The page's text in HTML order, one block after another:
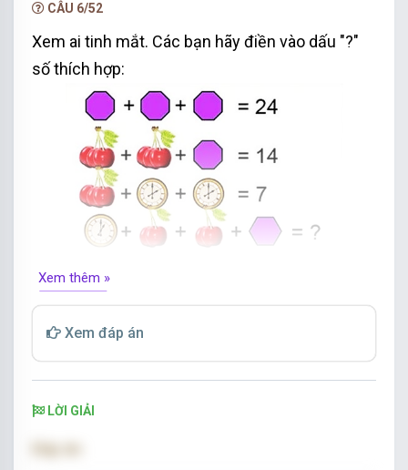
CÂU 6/52
Xem ai tinh mắt. Các bạn hãy điền vào dấu "?"
số thích hợp:
Xem thêm »
Xem đáp án
LỜI GIẢI
Đáp án: